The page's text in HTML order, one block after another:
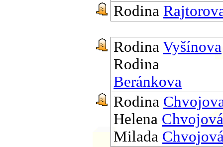
Rodina
RodinaVyšínova
Rodina
Beránkova
Rodina
Helena
Milada